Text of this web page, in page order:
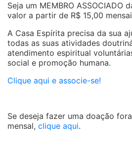
Seja um MEMBRO ASSOCIADO
valor a partir de R$ 15,00
A Casa Espírita precisa da sua
todas as suas atividades
atendimento espiritual
social e promoção humana.
Clique aqui e associe-se!
Se deseja fazer uma doação
mensal, clique aqui.